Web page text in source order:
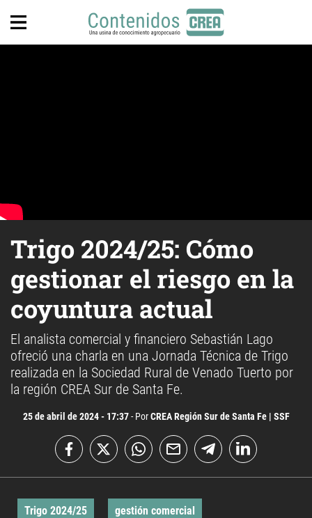
Trigo 2024/25: Cómo
gestionar el riesgo en la
coyuntura actual
El analista comercial y financiero Sebastián Lago
ofreció una charla en una Jornada Técnica de Trigo
realizada en la Sociedad Rural de Venado Tuerto por
la región CREA Sur de Santa Fe.
25 de abril de 2024 - 17:37- PorCREA Región Sur de Santa Fe | SSF
Trigo 2024/25 gestión comercial